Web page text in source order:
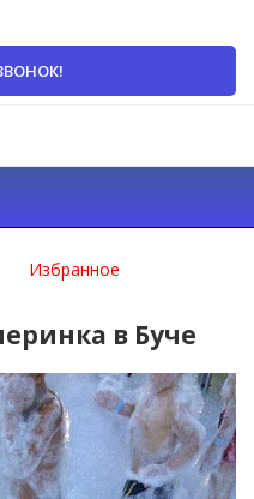
Избранное
в Буче